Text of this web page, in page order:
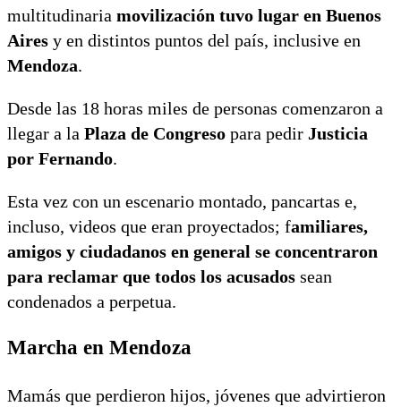
multitudinaria movilización tuvo lugar en Buenos
Aires y en distintos puntos del país, inclusive en
Mendoza.
Desde las 18 horas miles de personas comenzaron a
llegar a la Plaza de Congreso para pedir Justicia
por Fernando.
Esta vez con un escenario montado, pancartas e,
incluso, videos que eran proyectados; familiares,
amigos y ciudadanos en general se concentraron
para reclamar que todos los acusados sean
condenados a perpetua.
Marcha en Mendoza
Mamás que perdieron hijos, jóvenes que advirtieron